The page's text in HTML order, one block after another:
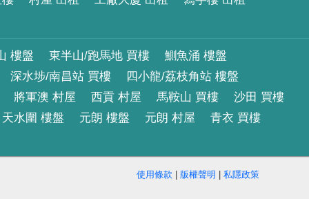
樓盤 東半山/跑馬地 買樓
鰂魚涌 樓盤
深水埗/南昌站 買樓
四小龍/荔枝角站 樓盤
將軍澳 村屋 西貢 村屋 馬鞍山 買樓
沙田 買樓
天水圍 樓盤 元朗 樓盤 元朗 村屋
青衣 買樓
使用條款 | 版權聲明 | 私隱政策